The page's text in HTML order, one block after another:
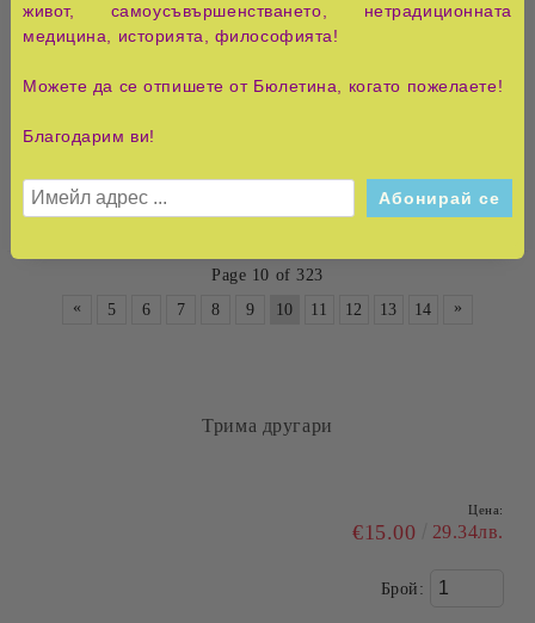
€14.00 27.38лв.
Page 10 of 323
«
5 6 7 8 9 10 11 12 13 14 »
Краят на митовете: Митове, граници и алтернативи
Цена:
живот, самоусъвършенстването, нетрадиционната
медицина, историята, философията!
Можете да се отпишете от Бюлетина, когато пожелаете!
Благодарим ви!